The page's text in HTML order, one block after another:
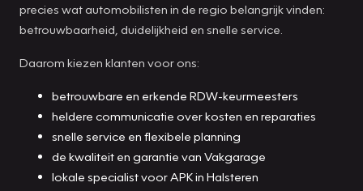
precies wat automobilisten in de regio belangrijk vinden:
betrouwbaarheid, duidelijkheid en snelle service.
Daarom kiezen klanten voor ons:
betrouwbare en erkende RDW-keurmeesters
heldere communicatie over kosten en reparaties
snelle service en flexibele planning
de kwaliteit en garantie van Vakgarage
lokale specialist voor APK in Halsteren